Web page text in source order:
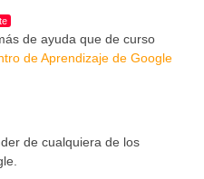
de ayuda que de curso
de Aprendizaje de Google
de cualquiera de los